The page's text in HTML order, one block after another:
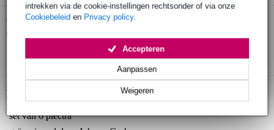
intrekken via de cookie-instellingen rechtsonder of via onze
Cookiebeleid en Privacy policy.
Weigeren
Aanpassen
Accepteren
Twijfel je of deDunlop JCPT01M Johnny Cash Memphis
Start de check
Productinformatie
set van 6 plectra